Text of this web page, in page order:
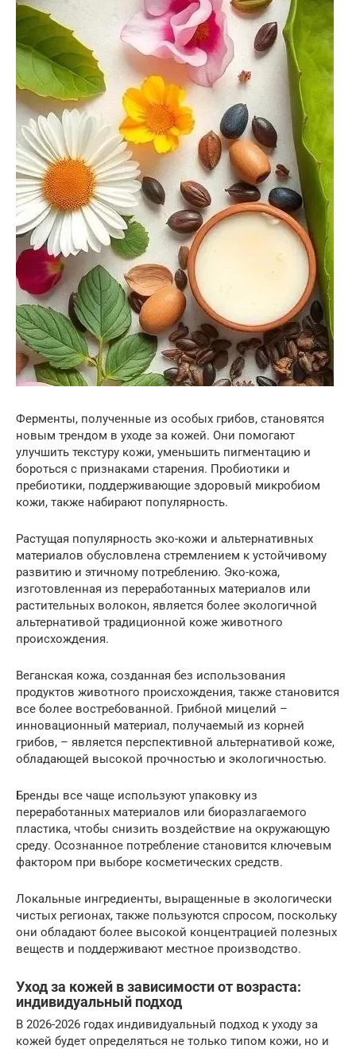
Ферменты, полученные из особых грибов, становятся
новым трендом в уходе за кожей. Они помогают
улучшить текстуру кожи, уменьшить пигментацию и
бороться с признаками старения. Пробиотики и
пребиотики, поддерживающие здоровый микробиом
кожи, также набирают популярность.
Растущая популярность эко-кожи и альтернативных
материалов обусловлена стремлением к устойчивому
развитию и этичному потреблению. Эко-кожа,
изготовленная из переработанных материалов или
растительных волокон, является более экологичной
альтернативой традиционной коже животного
происхождения.
Веганская кожа, созданная без использования
продуктов животного происхождения, также становится
все более востребованной. Грибной мицелий –
инновационный материал, получаемый из корней
грибов, – является перспективной альтернативой коже,
обладающей высокой прочностью и экологичностью.
Бренды все чаще используют упаковку из
переработанных материалов или биоразлагаемого
пластика, чтобы снизить воздействие на окружающую
среду. Осознанное потребление становится ключевым
фактором при выборе косметических средств.
Локальные ингредиенты, выращенные в экологически
чистых регионах, также пользуются спросом, поскольку
они обладают более высокой концентрацией полезных
веществ и поддерживают местное производство.
Уход за кожей в зависимости от возраста:
индивидуальный подход
В 2026-2026 годах индивидуальный подход к уходу за
кожей будет определяться не только типом кожи, но и